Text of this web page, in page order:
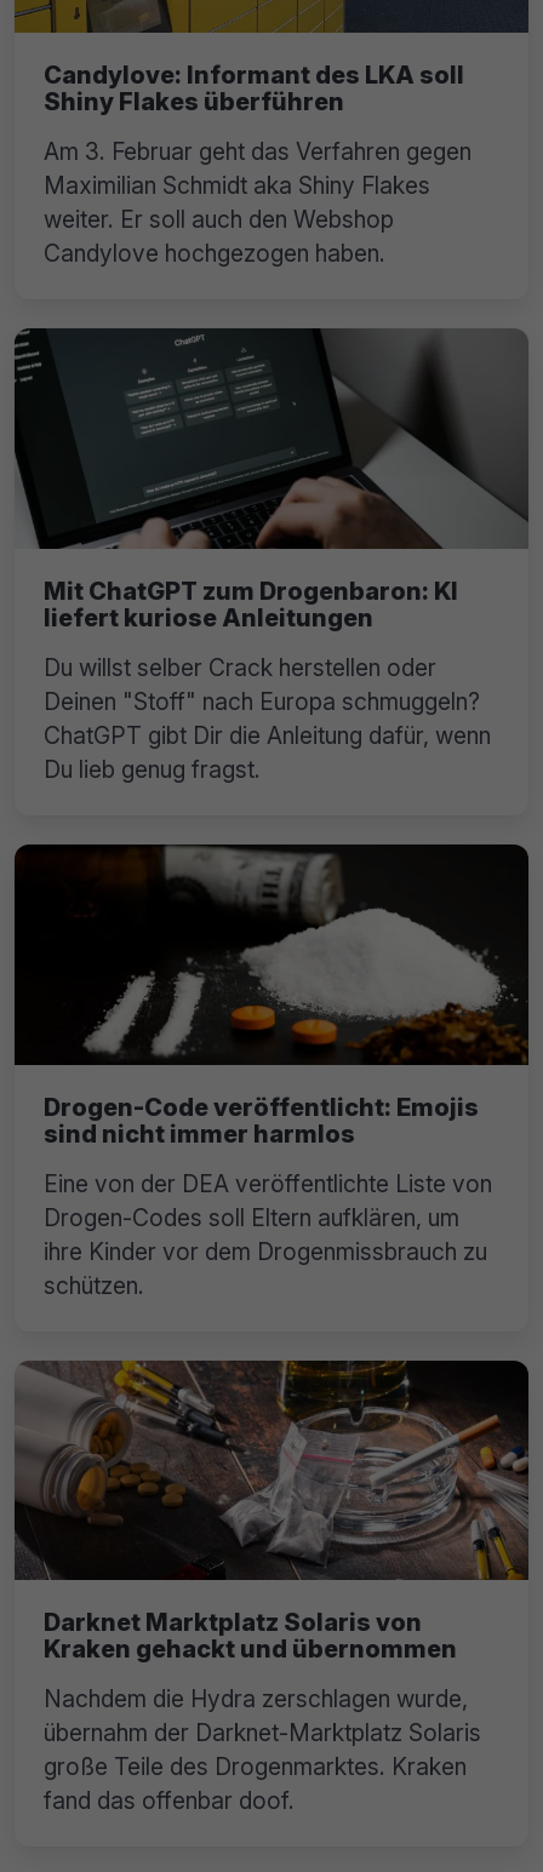
Candylove: Informant des LKA soll
Shiny Flakes überführen
Am 3. Februar geht das Verfahren gegen
Maximilian Schmidt aka Shiny Flakes
weiter. Er soll auch den Webshop
Candylove hochgezogen haben.
Mit ChatGPT zum Drogenbaron: KI
liefert kuriose Anleitungen
Du willst selber Crack herstellen oder
Deinen "Stoff" nach Europa schmuggeln?
ChatGPT gibt Dir die Anleitung dafür, wenn
Du lieb genug fragst.
Drogen-Code veröffentlicht: Emojis
sind nicht immer harmlos
Eine von der DEA veröffentlichte Liste von
Drogen-Codes soll Eltern aufklären, um
ihre Kinder vor dem Drogenmissbrauch zu
schützen.
Darknet Marktplatz Solaris von
Kraken gehackt und übernommen
Nachdem die Hydra zerschlagen wurde,
übernahm der Darknet-Marktplatz Solaris
große Teile des Drogenmarktes. Kraken
fand das offenbar doof.